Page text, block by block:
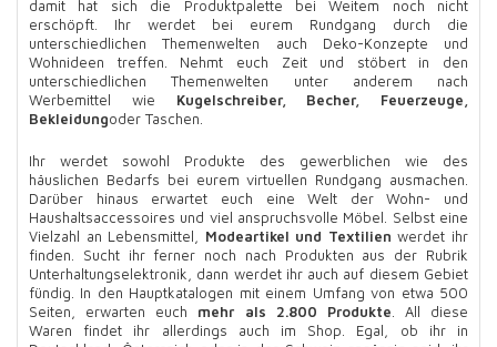
damit hat sich die Produktpalette bei Weitem noch nicht
erschöpft. Ihr werdet bei eurem Rundgang durch die
unterschiedlichen Themenwelten auch Deko-Konzepte und
Wohnideen treffen. Nehmt euch Zeit und stöbert in den
unterschiedlichen Themenwelten unter anderem nach
Werbemittel wie Kugelschreiber, Becher, Feuerzeuge,
Bekleidungoder Taschen.
Ihr werdet sowohl Produkte des gewerblichen wie des
häuslichen Bedarfs bei eurem virtuellen Rundgang ausmachen.
Darüber hinaus erwartet euch eine Welt der Wohn- und
Haushaltsaccessoires und viel anspruchsvolle Möbel. Selbst eine
Vielzahl an Lebensmittel, Modeartikel und Textilien werdet ihr
finden. Sucht ihr ferner noch nach Produkten aus der Rubrik
Unterhaltungselektronik, dann werdet ihr auch auf diesem Gebiet
fündig. In den Hauptkatalogen mit einem Umfang von etwa 500
Seiten, erwarten euch mehr als 2.800 Produkte . All diese
Waren findet ihr allerdings auch im Shop. Egal, ob ihr in